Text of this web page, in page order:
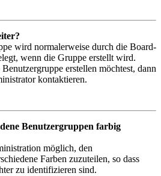
wird normalerweise durch die Board-
wenn die Gruppe erstellt wird.
erstellen möchtest, dann
kontaktieren.
Benutzergruppen farbig
möglich, den
Farben zuzuteilen, so dass
zu identifizieren sind.